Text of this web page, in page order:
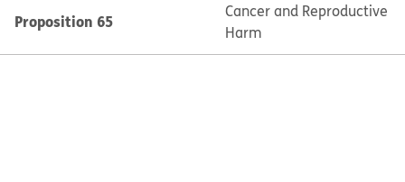
Proposition 65
Cancer and Reproductive
Harm